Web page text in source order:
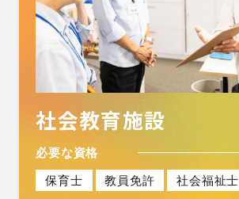
社会教育施設
必要な資格
保育士 教員免許 社会福祉士